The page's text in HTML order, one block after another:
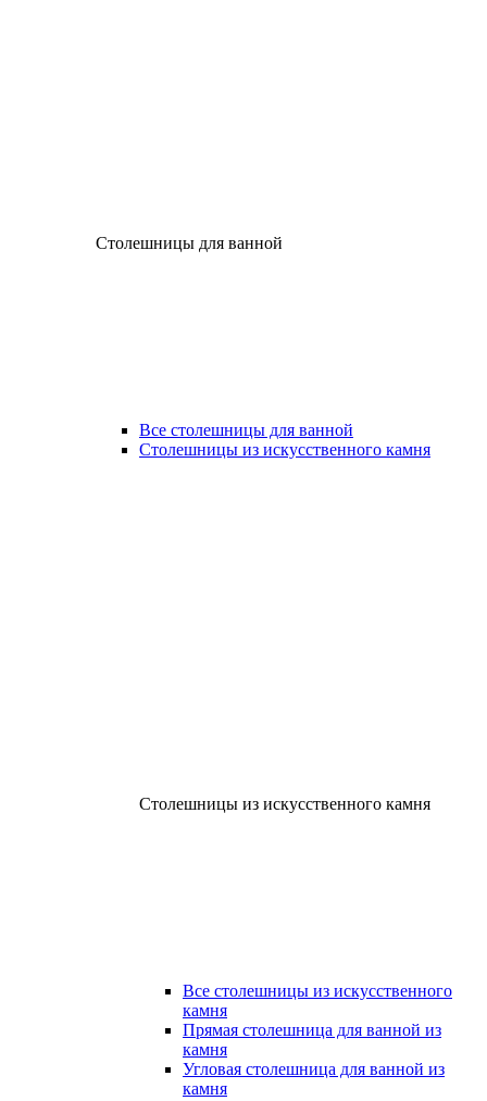
Столешницы для ванной
Все столешницы для ванной
Столешницы из искусственного камня
Столешницы из искусственного камня
Все столешницы из искусственного
камня
Прямая столешница для ванной из
камня
Угловая столешница для ванной из
камня